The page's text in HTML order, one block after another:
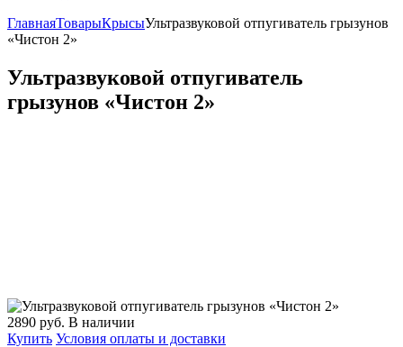
ГлавнаяТоварыКрысыУльтразвуковой отпугиватель грызунов
«Чистон 2»
Ультразвуковой отпугиватель
грызунов «Чистон 2»
2890 руб. В наличии
Купить Условия оплаты и доставки